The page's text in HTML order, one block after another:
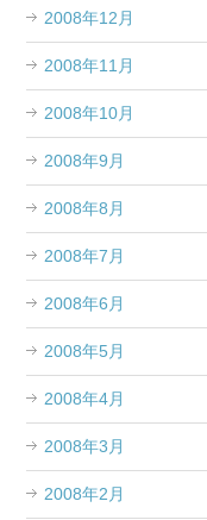
2008年12月
2008年11月
2008年10月
2008年9月
2008年8月
2008年7月
2008年6月
2008年5月
2008年4月
2008年3月
2008年2月